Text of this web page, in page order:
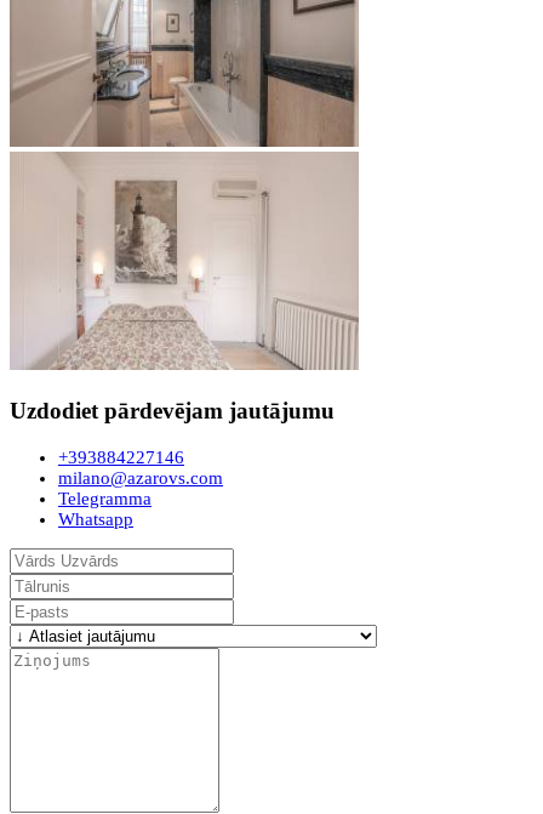
Uzdodiet pārdevējam jautājumu
+393884227146
milano@azarovs.com
Telegramma
Whatsapp